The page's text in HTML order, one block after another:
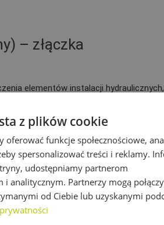
– złączka
elementów instalacji hydraulicznych,
gdzie wymagane jest przejście z
z plików cookie
funkcje społecznościowe,
spersonalizować treści i reklamy.
udostępniamy partnerom
analitycznym. Partnerzy mogą
od Ciebie lub uzyskanymi